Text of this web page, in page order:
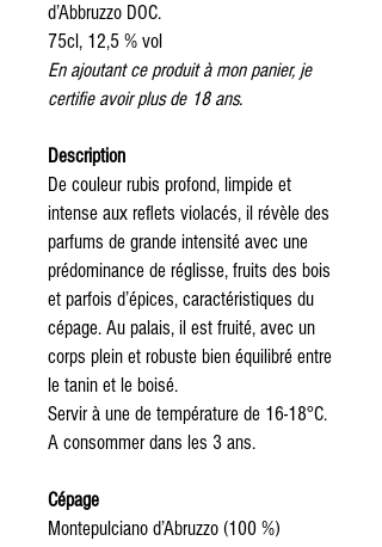
d’Abbruzzo DOC.
75cl, 12,5 % vol
En ajoutant ce produit à mon panier, je
certifie avoir plus de 18 ans.
Description
De couleur rubis profond, limpide et
intense aux reflets violacés, il révèle des
parfums de grande intensité avec une
prédominance de réglisse, fruits des bois
et parfois d’épices, caractéristiques du
cépage. Au palais, il est fruité, avec un
corps plein et robuste bien équilibré entre
le tanin et le boisé.
Servir à une de température de 16-18°C.
A consommer dans les 3 ans.
Cépage
Montepulciano d’Abruzzo (100 %)